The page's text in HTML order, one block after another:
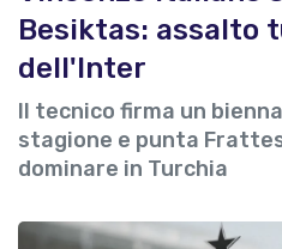
Besiktas: assalto
dell'Inter
Il tecnico firma un
stagione e punta
dominare in Turchia